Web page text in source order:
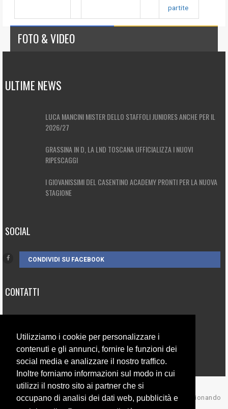
Utilizziamo i cookie per personalizzare i
contenuti e gli annunci, fornire le funzioni dei
social media e analizzare il nostro traffico.
Inoltre forniamo informazioni sul modo in cui
utilizzi il nostro sito ai partner che si
occupano di analisi dei dati web, pubblicità e
partite
FOTO & VIDEO
ULTIME NEWS
LUCA MANCINI MISTER DELLO STAFFOLI JUNIORES ANCHE PER IL
2026/27
GRASSINA IN D, LA LND TOSCANA UFFICIALIZZA I NUOVI
RIPESCAGGI
I GIOVANISSIMI DEL CASENTINO ACADEMY PRONTI PER LA NUOVA
STAGIONE
SOCIAL
CONDIVIDI SU FACEBOOK
CONTATTI
info@campionando.it
© Copyright 2017 Campionando